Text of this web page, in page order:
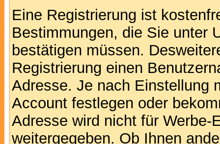
Eine Registrierung ist
Bestimmungen, die Sie unter
bestätigen müssen.
Registrierung einen
Adresse. Je nach Einstellung
Account festlegen oder
Adresse wird nicht für
weitergegeben. Ob Ihnen